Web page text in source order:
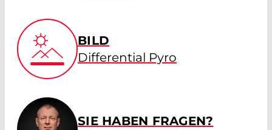
BILD
Differential Pyro
SIE HABEN FRAGEN?